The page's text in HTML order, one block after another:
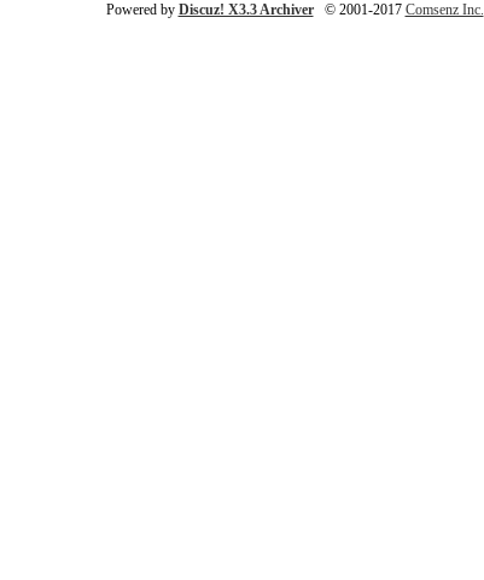
Powered by Discuz! X3.3 Archiver© 2001-2017 Comsenz Inc.